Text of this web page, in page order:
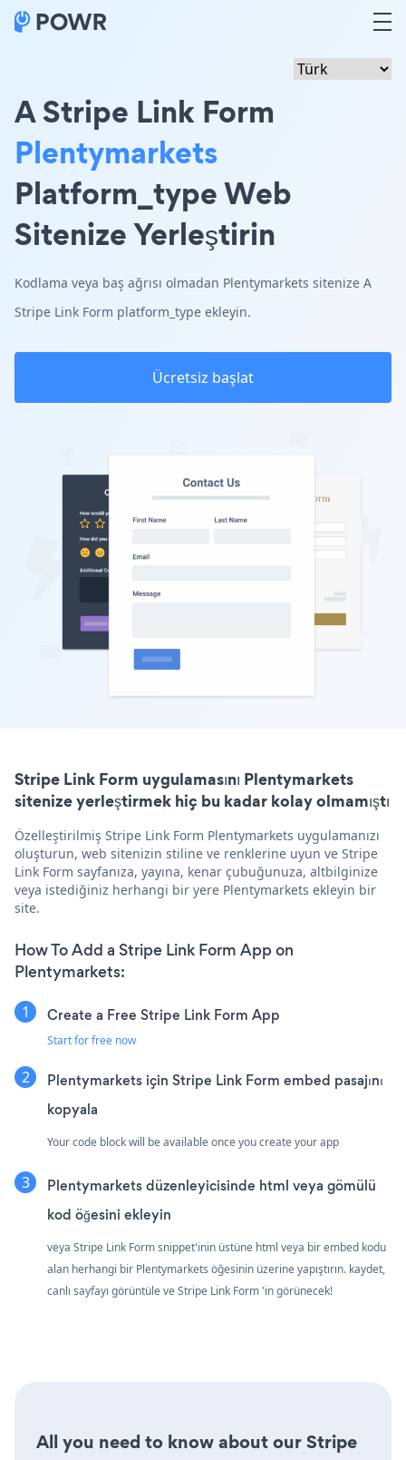
A Stripe Link Form
Plentymarkets
Platform_type Web
Sitenize Yerleştirin
Kodlama veya baş ağrısı olmadan Plentymarkets sitenize A
Stripe Link Form platform_type ekleyin.
Ücretsiz başlat
Stripe Link Form uygulamasını Plentymarkets
sitenize yerleştirmek hiç bu kadar kolay olmamıştı
Özelleştirilmiş Stripe Link Form Plentymarkets uygulamanızı
oluşturun, web sitenizin stiline ve renklerine uyun ve Stripe
Link Form sayfanıza, yayına, kenar çubuğunuza, altbilginize
veya istediğiniz herhangi bir yere Plentymarkets ekleyin bir
site.
How To Add a Stripe Link Form App on
Plentymarkets:
Create a Free Stripe Link Form App
Start for free now
Plentymarkets için Stripe Link Form embed pasajını
kopyala
Your code block will be available once you create your app
Plentymarkets düzenleyicisinde html veya gömülü
kod öğesini ekleyin
veya Stripe Link Form snippet'inin üstüne html veya bir embed kodu
alan herhangi bir Plentymarkets öğesinin üzerine yapıştırın. kaydet,
canlı sayfayı görüntüle ve Stripe Link Form 'in görünecek!
All you need to know about our Stripe